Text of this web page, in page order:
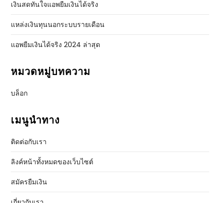
เงินสดทันใจแอพยืมเงินได้จริง
แหล่งเงินทุนนอกระบบรายเดือน
แอพยืมเงินได้จริง 2024 ล่าสุด
หมวดหมู่บทความ
บล็อก
เมนูนำทาง
ติดต่อกับเรา
ลิงค์หน้าทั้งหมดของเว็บไซต์
สมัครยืมเงิน